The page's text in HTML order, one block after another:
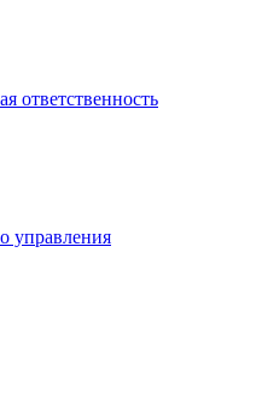
ответственность
управления